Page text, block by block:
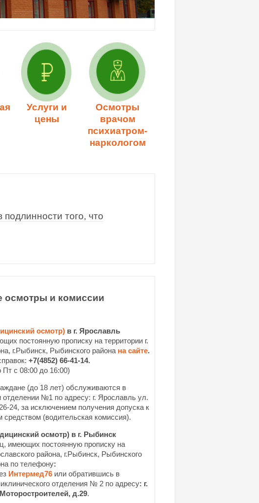
Услуги и
цены
Осмотры
врачом
психиатром-
наркологом
подлинности того, что
осмотры и комиссии
осмотр) в г. Ярославль
постоянную прописку на территории г.
г.Рыбинск, Рыбинского района на сайте.
+7(4852) 66-41-14.
Пт с 08:00 до 16:00)
(до 18 лет) обслуживаются в
отделении №1 по адресу: г. Ярославль ул.
24, за исключением получения допуска к
(водительская комиссия).
осмотр) в г. Рыбинск
имеющих постоянную прописку на
района, г.Рыбинск, Рыбинского
по телефону:
Интермед76 или обратившись в
отделения № 2 по адресу: г.
д.29.